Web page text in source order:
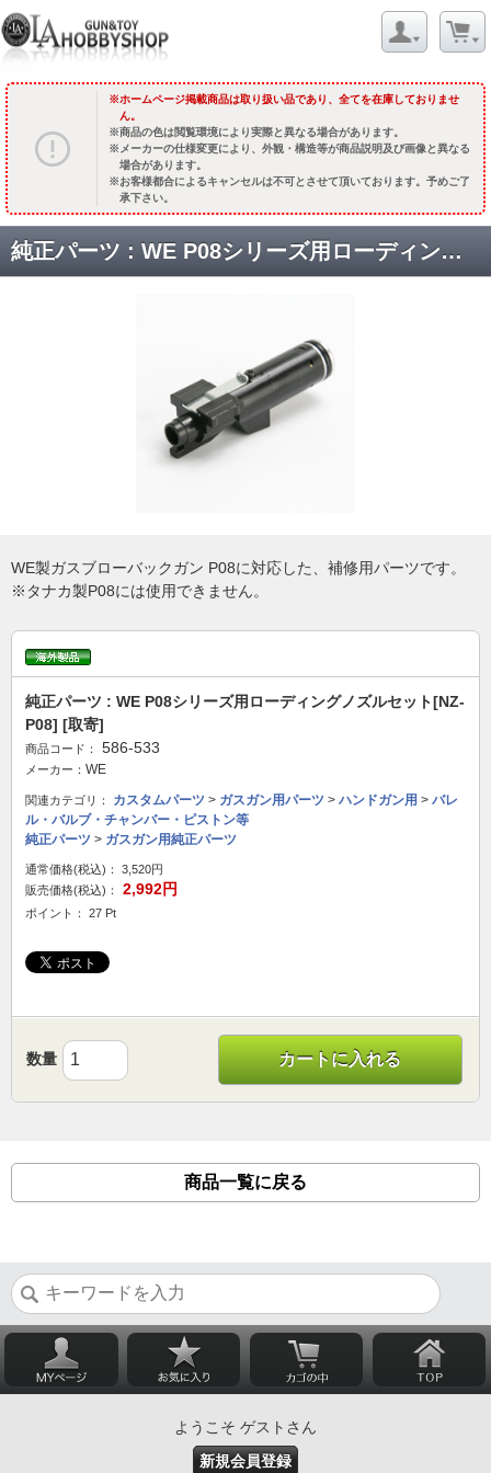
ホームページ掲載商品は取り扱い品であり、全てを在庫しておりませ
ん。
商品の色は閲覧環境により実際と異なる場合があります。
メーカーの仕様変更により、外観・構造等が商品説明及び画像と異なる
場合があります。
お客様都合によるキャンセルは不可とさせて頂いております。予めご了
承下さい。
純正パーツ : WE P08シリーズ用ローディングノズルセット[NZ-P08] [取寄]
WE製ガスブローバックガン P08に対応した、補修用パーツです。
※タナカ製P08には使用できません。
純正パーツ : WE P08シリーズ用ローディングノズルセット[NZ-
P08] [取寄]
商品コード： 586-533
メーカー： WE
関連カテゴリ： カスタムパーツ > ガスガン用パーツ > ハンドガン用 > バレ
ル・バルブ・チャンバー・ピストン等
純正パーツ > ガスガン用純正パーツ
通常価格(税込)：
3,520円
販売価格(税込)：
2,992円
ポイント： 27 Pt
数量 カートに入れる
商品一覧に戻る
ようこそ ゲストさん
新規会員登録